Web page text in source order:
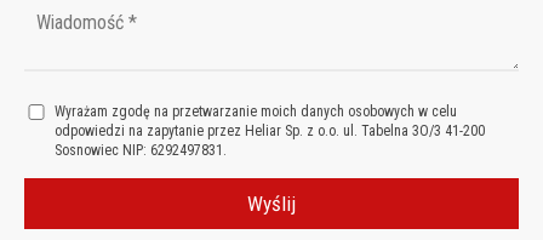
Wyrażam zgodę na przetwarzanie moich danych osobowych w celu
odpowiedzi na zapytanie przez Heliar Sp. z o.o. ul. Tabelna 3O/3 41-200
Sosnowiec NIP: 6292497831.